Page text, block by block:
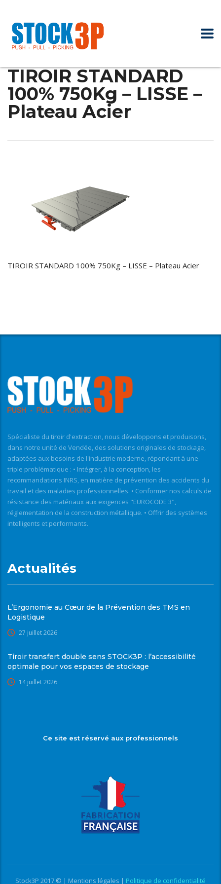
TIROIR STANDARD
100% 750Kg – LISSE –
Plateau Acier
TIROIR STANDARD 100% 750Kg – LISSE – Plateau Acier
Spécialiste du tiroir d'extraction, nous développons et produisons,
dans notre unité de Vendée, des solutions originales de stockage,
adaptées aux besoins de l'industrie moderne, répondant à une
triple problématique : • Intégrer, à la conception, les
recommandations INRS, en matière de prévention des accidents du
travail et des maladies professionnelles. • Conformer nos calculs de
résistance des matériaux aux exigences "EUROCODE 3",
réglementation de la construction métallique. • Offrir des systèmes
intelligents et performants.
Actualités
L’Ergonomie au Cœur de la Prévention des TMS en
Logistique
27 juillet 2026
Tiroir transfert double sens STOCK3P : l’accessibilité
optimale pour vos espaces de stockage
14 juillet 2026
Ce site est réservé aux professionnels
Stock3P 2017 © | Mentions légales | Politique de confidentialité